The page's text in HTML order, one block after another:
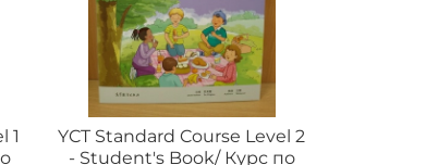
1
YCT Standard Course Level 2
- Student's Book/ Курс по